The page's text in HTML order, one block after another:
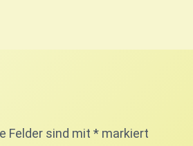
Felder sind mit * markiert